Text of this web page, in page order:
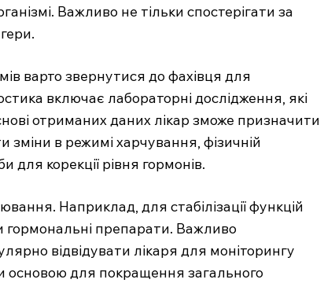
Важливо не тільки спостерігати за
варто звернутися до фахівця для
включає лабораторні дослідження, які
отриманих даних лікар зможе призначити
в режимі харчування, фізичній
для корекції рівня гормонів.
Наприклад, для стабілізації функцій
гормональні препарати. Важливо
відвідувати лікаря для моніторингу
основою для покращення загального